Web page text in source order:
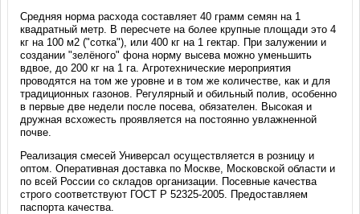
Средняя норма расхода составляет 40 грамм семян на 1
квадратный метр. В пересчете на более крупные площади это 4
кг на 100 м2 ("сотка"), или 400 кг на 1 гектар. При залужении и
создании "зелёного" фона норму высева можно уменьшить
вдвое, до 200 кг на 1 га. Агротехнические мероприятия
проводятся на том же уровне и в том же количестве, как и для
традиционных газонов. Регулярный и обильный полив, особенно
в первые две недели после посева, обязателен. Высокая и
дружная всхожесть проявляется на постоянно увлажненной
почве.
Реализация смесей Универсал осуществляется в розницу и
оптом. Оперативная доставка по Москве, Московской области и
по всей России со складов организации. Посевные качества
строго соответствуют ГОСТ Р 52325-2005. Предоставляем
паспорта качества.